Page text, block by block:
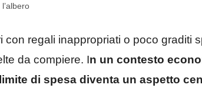
con regali inappropriati o poco graditi
da compiere. In un contesto
di spesa diventa un aspetto